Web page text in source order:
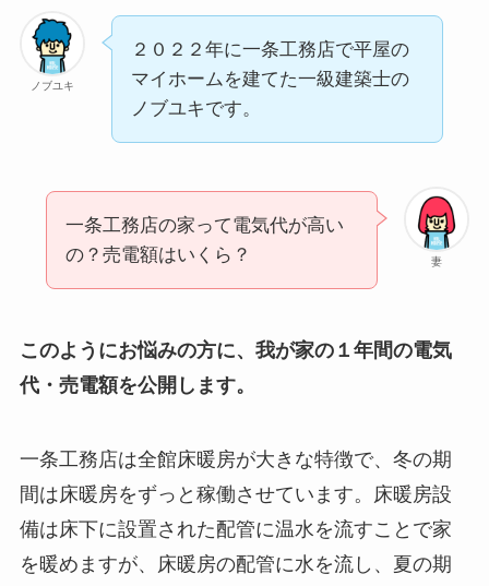
ノブユキ
２０２２年に一条工務店で平屋の
マイホームを建てた一級建築士の
ノブユキです。
妻
一条工務店の家って電気代が高い
の？売電額はいくら？
このようにお悩みの方に、我が家の１年間の電気
代・売電額を公開します。
一条工務店は全館床暖房が大きな特徴で、冬の期
間は床暖房をずっと稼働させています。床暖房設
備は床下に設置された配管に温水を流すことで家
を暖めますが、床暖房の配管に水を流し、夏の期